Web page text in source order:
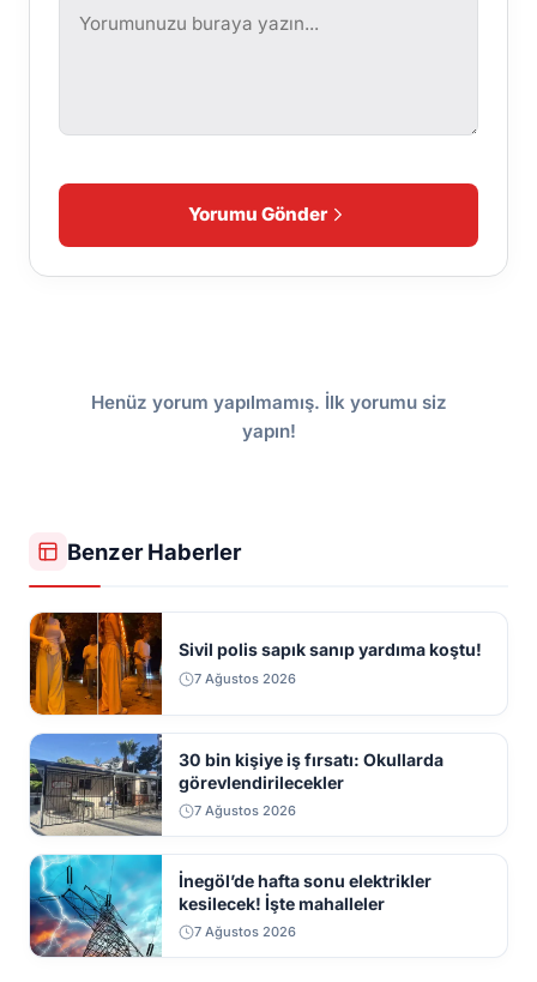
Yorumu Gönder
Henüz yorum yapılmamış. İlk yorumu siz
yapın!
Benzer Haberler
Sivil polis sapık sanıp yardıma koştu!
7 Ağustos 2026
30 bin kişiye iş fırsatı: Okullarda
görevlendirilecekler
7 Ağustos 2026
İnegöl’de hafta sonu elektrikler
kesilecek! İşte mahalleler
7 Ağustos 2026